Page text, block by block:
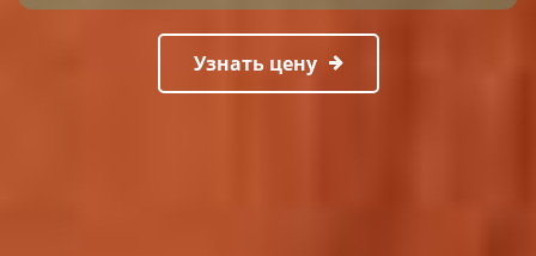
Узнать цену